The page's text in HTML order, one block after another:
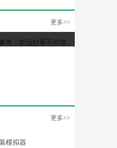
更多>>
更多>>
模拟器